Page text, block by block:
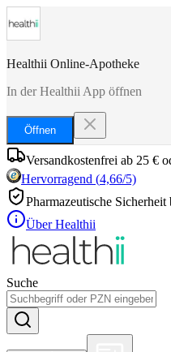
Healthii Online-Apotheke
In der Healthii App öffnen
Öffnen
Versandkostenfrei ab 25 €
Hervorragend (4,66/5)
Pharmazeutische
Über Healthii
Suche